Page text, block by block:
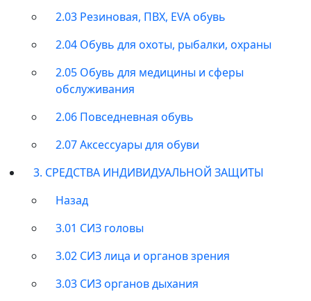
2.03 Резиновая, ПВХ, EVA обувь
2.04 Обувь для охоты, рыбалки, охраны
2.05 Обувь для медицины и сферы
обслуживания
2.06 Повседневная обувь
2.07 Аксессуары для обуви
3. СРЕДСТВА ИНДИВИДУАЛЬНОЙ ЗАЩИТЫ
Назад
3.01 СИЗ головы
3.02 СИЗ лица и органов зрения
3.03 СИЗ органов дыхания